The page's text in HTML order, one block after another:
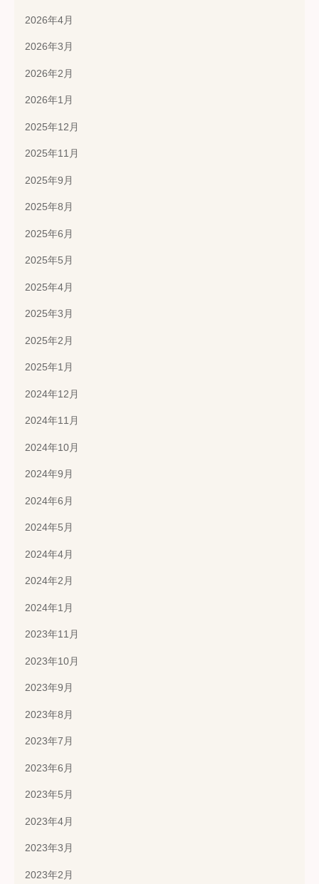
2026年4月
2026年3月
2026年2月
2026年1月
2025年12月
2025年11月
2025年9月
2025年8月
2025年6月
2025年5月
2025年4月
2025年3月
2025年2月
2025年1月
2024年12月
2024年11月
2024年10月
2024年9月
2024年6月
2024年5月
2024年4月
2024年2月
2024年1月
2023年11月
2023年10月
2023年9月
2023年8月
2023年7月
2023年6月
2023年5月
2023年4月
2023年3月
2023年2月